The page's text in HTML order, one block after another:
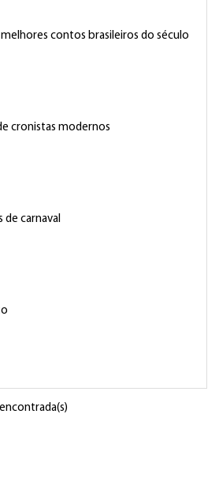
contos brasileiros do século
cronistas modernos
de carnaval